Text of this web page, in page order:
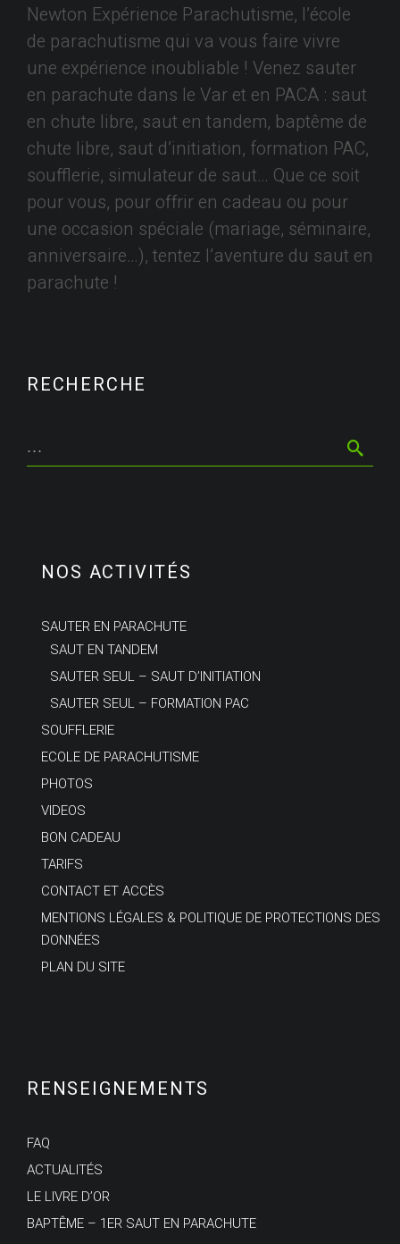
Newton Expérience Parachutisme, l’école
de parachutisme qui va vous faire vivre
une expérience inoubliable ! Venez sauter
en parachute dans le Var et en PACA : saut
en chute libre, saut en tandem, baptême de
chute libre, saut d’initiation, formation PAC,
soufflerie, simulateur de saut… Que ce soit
pour vous, pour offrir en cadeau ou pour
une occasion spéciale (mariage, séminaire,
anniversaire…), tentez l’aventure du saut en
parachute !
RECHERCHE
NOS ACTIVITÉS
SAUTER EN PARACHUTE
SAUT EN TANDEM
SAUTER SEUL – SAUT D’INITIATION
SAUTER SEUL – FORMATION PAC
SOUFFLERIE
ECOLE DE PARACHUTISME
PHOTOS
VIDEOS
BON CADEAU
TARIFS
CONTACT ET ACCÈS
MENTIONS LÉGALES & POLITIQUE DE PROTECTIONS DES
DONNÉES
PLAN DU SITE
RENSEIGNEMENTS
FAQ
ACTUALITÉS
LE LIVRE D’OR
BAPTÊME – 1ER SAUT EN PARACHUTE